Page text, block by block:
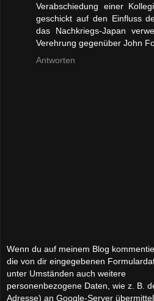
Verabschiedung einer
geschickt auf den Einfluss
das Nachkriegs-Japan
Verehrung gegenüber John
Antworten
Wenn du auf meinem Blog
die von dir eingegebenen
unter Umständen auch weitere
personenbezogene Daten, wie z. B.
Adresse) an Google-Server